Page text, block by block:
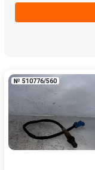
№ 510776/560